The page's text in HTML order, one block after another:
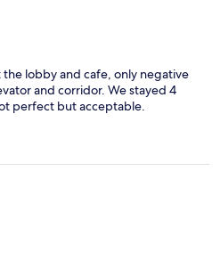
lobby and cafe, only negative
and corridor. We stayed 4
perfect but acceptable.